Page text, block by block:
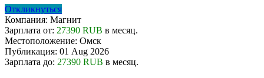
Откликнуться
Компания: Магнит
Зарплата от: 27390 RUB в месяц.
Местоположение: Омск
Публикация: 01 Aug 2026
Зарплата до: 27390 RUB в месяц.